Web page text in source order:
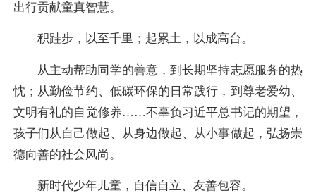
出行贡献童真智慧。
积跬步，以至千里；起累土，以成高台。
从主动帮助同学的善意，到长期坚持志愿服务的热
忱；从勤俭节约、低碳环保的日常践行，到尊老爱幼、
文明有礼的自觉修养……不辜负习近平总书记的期望，
孩子们从自己做起、从身边做起、从小事做起，弘扬崇
德向善的社会风尚。
新时代少年儿童，自信自立、友善包容。